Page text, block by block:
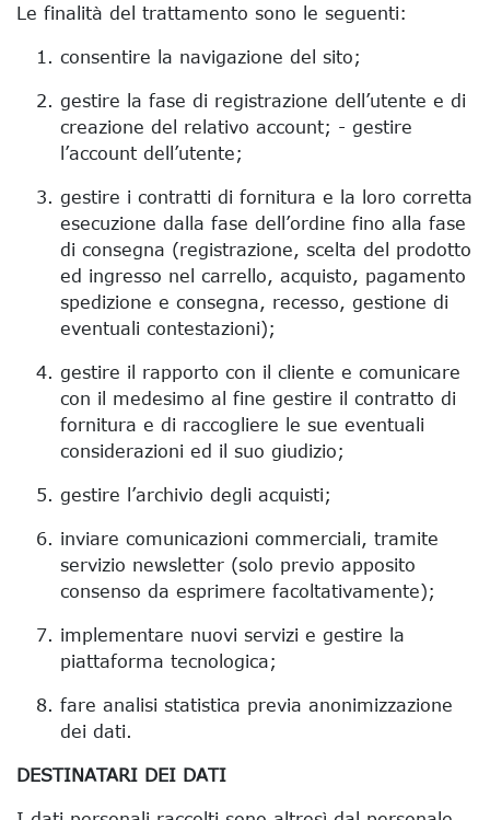
Le finalità del trattamento sono le seguenti:
consentire la navigazione del sito;
gestire la fase di registrazione dell’utente e di
creazione del relativo account; - gestire
l’account dell’utente;
gestire i contratti di fornitura e la loro corretta
esecuzione dalla fase dell’ordine fino alla fase
di consegna (registrazione, scelta del prodotto
ed ingresso nel carrello, acquisto, pagamento
spedizione e consegna, recesso, gestione di
eventuali contestazioni);
gestire il rapporto con il cliente e comunicare
con il medesimo al fine gestire il contratto di
fornitura e di raccogliere le sue eventuali
considerazioni ed il suo giudizio;
gestire l’archivio degli acquisti;
inviare comunicazioni commerciali, tramite
servizio newsletter (solo previo apposito
consenso da esprimere facoltativamente);
implementare nuovi servizi e gestire la
piattaforma tecnologica;
fare analisi statistica previa anonimizzazione
dei dati.
DESTINATARI DEI DATI